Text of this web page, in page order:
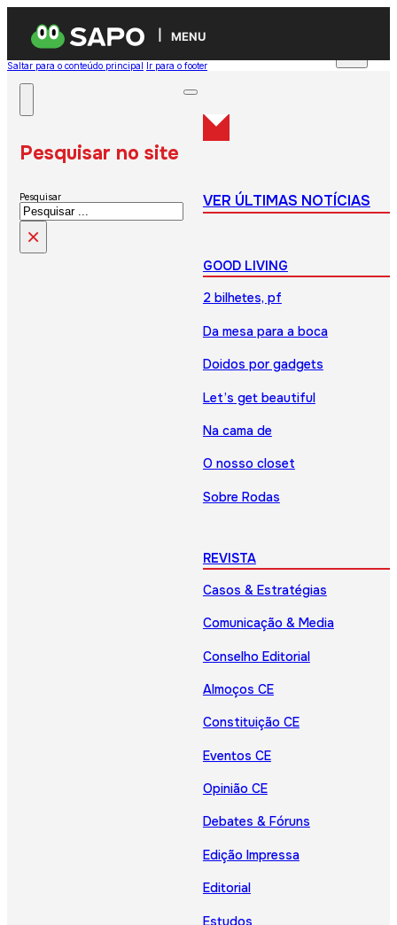
MENU
Saltar para o conteúdo principal Ir para o footer
Pesquisar no site
Pesquisar
×
VER ÚLTIMAS NOTÍCIAS
GOOD LIVING
2 bilhetes, pf
Da mesa para a boca
Doidos por gadgets
Let’s get beautiful
Na cama de
O nosso closet
Sobre Rodas
REVISTA
Casos & Estratégias
Comunicação & Media
Conselho Editorial
Almoços CE
Constituição CE
Eventos CE
Opinião CE
Debates & Fóruns
Edição Impressa
Editorial
Estudos